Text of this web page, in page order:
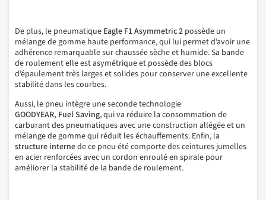
De plus, le pneumatique Eagle F1 Asymmetric 2 possède un
mélange de gomme haute performance, qui lui permet d’avoir une
adhérence remarquable sur chaussée sèche et humide. Sa bande
de roulement elle est asymétrique et possède des blocs
d’épaulement très larges et solides pour conserver une excellente
stabilité dans les courbes.
Aussi, le pneu intègre une seconde technologie
GOODYEAR, Fuel Saving, qui va réduire la consommation de
carburant des pneumatiques avec une construction allégée et un
mélange de gomme qui réduit les échauffements. Enfin, la
structure internede ce pneu été comporte des ceintures jumelles
en acier renforcées avec un cordon enroulé en spirale pour
améliorer la stabilité de la bande de roulement.